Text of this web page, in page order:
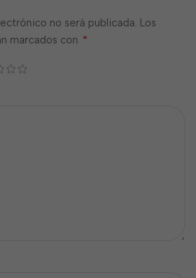
no será publicada. Los
marcados con *